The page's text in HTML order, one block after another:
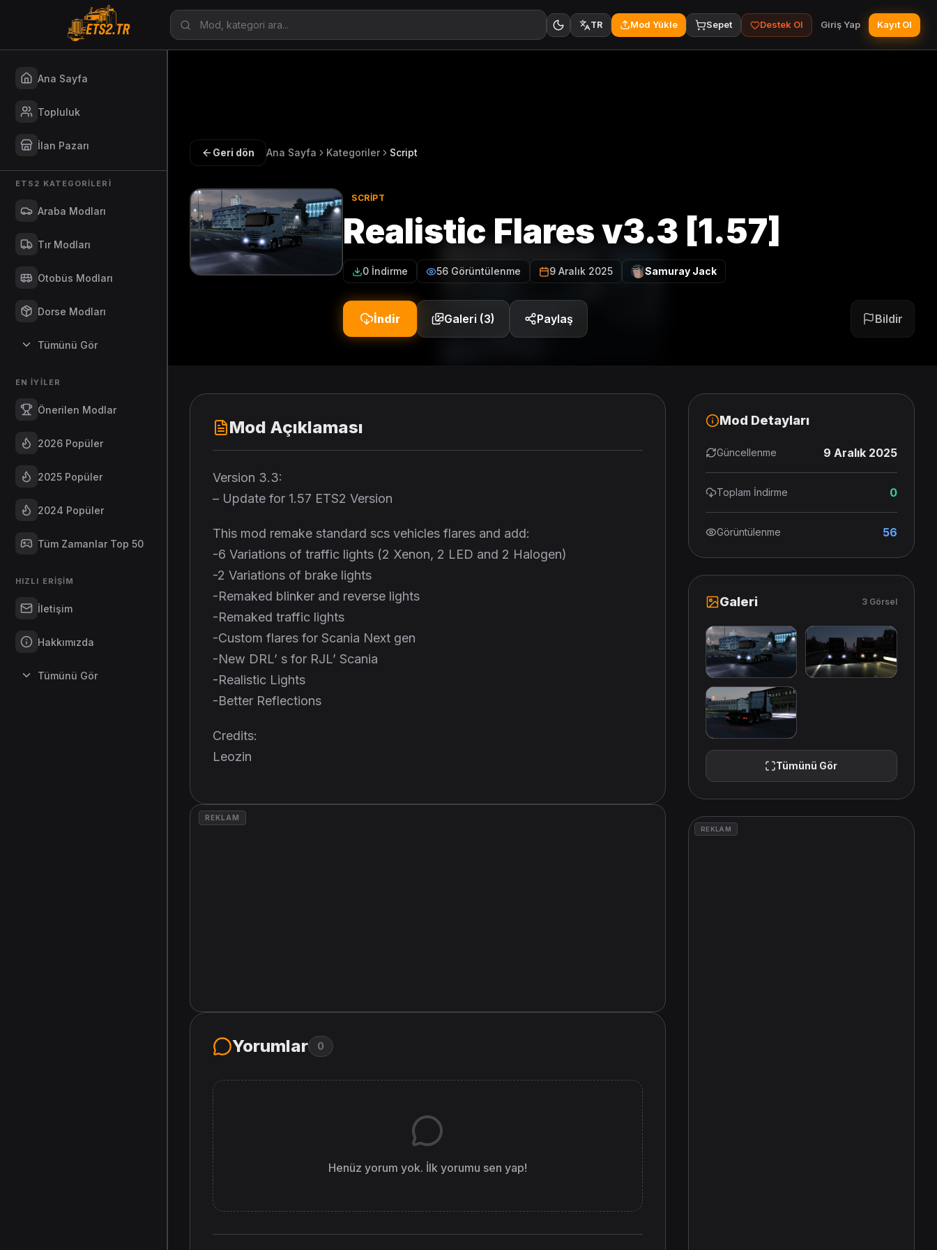
TR Mod Yükle Sepet Destek Ol Giriş Yap Kayıt Ol
Ana Sayfa
Topluluk
İlan Pazarı
ETS2 KATEGORILERI
Araba Modları
Tır Modları
Otobüs Modları
Dorse Modları
Tümünü Gör
EN İYILER
Önerilen Modlar
2026 Popüler
2025 Popüler
2024 Popüler
Tüm Zamanlar Top 50
HIZLI ERIŞIM
İletişim
Hakkımızda
Tümünü Gör
Geri dön Ana Sayfa Kategoriler Script
SCRIPT
Realistic Flares v3.3 [1.57]
0 İndirme 56 Görüntülenme 9 Aralık 2025 Samuray Jack
İndir Galeri (3) Paylaş Bildir
Mod Açıklaması
Version 3.3:
– Update for 1.57 ETS2 Version
This mod remake standard scs vehicles flares and add:
-6 Variations of traffic lights (2 Xenon, 2 LED and 2 Halogen)
-2 Variations of brake lights
-Remaked blinker and reverse lights
-Remaked traffic lights
-Custom flares for Scania Next gen
-New DRL’ s for RJL’ Scania
-Realistic Lights
-Better Reflections
Credits:
Leozin
REKLAM
Yorumlar 0
Henüz yorum yok. İlk yorumu sen yap!
Mod Detayları
Güncellenme 9 Aralık 2025
Toplam İndirme 0
Görüntülenme 56
Galeri 3 Görsel
Tümünü Gör
REKLAM